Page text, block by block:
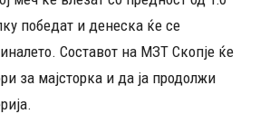
победат и денеска ќе се
Составот на МЗТ Скопје ќе
за мајсторка и да ја продолжи